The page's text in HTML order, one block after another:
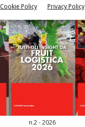
Cookie Policy Privacy Policy
n.2 - 2026